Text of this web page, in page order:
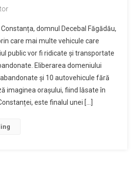
domnul Decebal Făgădău,
care mai multe vehicule care
public vor fi ridicate și transportate
Eliberarea domeniului
și 10 autovehicule fără
imaginea orașului, fiind lăsate în
este finalul unei […]